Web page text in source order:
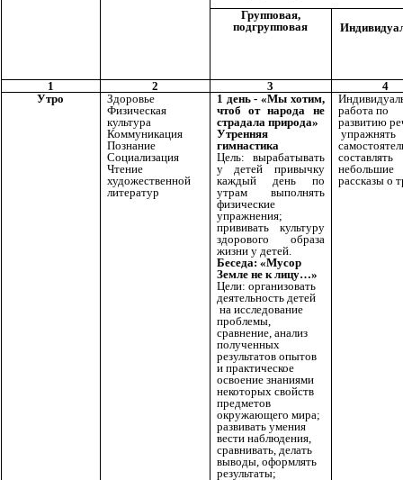
Групповая,
подгрупповая
1 2 3
4
Утро
Здоровье
Физическая
культура
Коммуникация
Познание
Социализация
Чтение
художественной
литератур
1 день - «Мы хотим,
чтоб от народа не
страдала природа»
Утренняя
гимнастика
Цель: вырабатывать
у детей привычку
каждый день по
утрам выполнять
физические
упражнения;
прививать культуру
здорового образа
жизни у детей.
Беседа: «Мусор
Земле не к лицу…»
Цели: организовать
деятельность детей
на исследование
проблемы,
сравнение, анализ
полученных
результатов опытов
и практическое
освоение знаниями
некоторых свойств
предметов
окружающего мира;
развивать умения
вести наблюдения,
сравнивать, делать
выводы, оформлять
результаты;
работа по
развитию
упражнять
составлять
небольшие
рассказы о